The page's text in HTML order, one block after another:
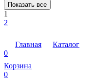
Показать все
1
2
Главная
Каталог
0
Корзина
0